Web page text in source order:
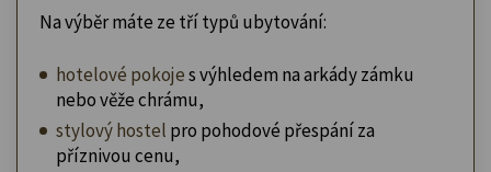
Na výběr máte ze tří typů ubytování:
hotelové pokojes výhledem na arkády zámku
nebo věže chrámu,
stylový hostel pro pohodové přespání za
příznivou cenu,